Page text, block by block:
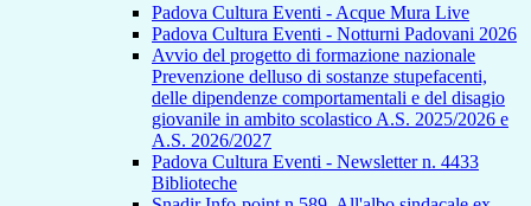
Padova Cultura Eventi - Acque Mura Live
Padova Cultura Eventi - Notturni Padovani 2026
Avvio del progetto di formazione nazionale
Prevenzione delluso di sostanze stupefacenti,
delle dipendenze comportamentali e del disagio
giovanile in ambito scolastico A.S. 2025/2026 e
A.S. 2026/2027
Padova Cultura Eventi - Newsletter n. 4433
Biblioteche